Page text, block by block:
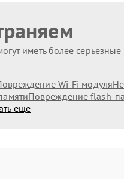
иметь более
Wi-Fi модуля
Повреждение flash-
еще